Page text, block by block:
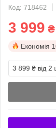
Код: 718462
3 999 ₴
Економія
3 899 ₴ від 2